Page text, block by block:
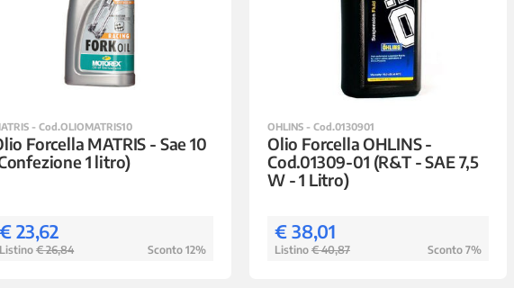
- Cod.OLIOMATRIS10
Forcella MATRIS - Sae 10
1 litro)
23,62
€ 26,84 Sconto 12%
OHLINS - Cod.0130901
Olio Forcella OHLINS -
Cod.01309-01 (R&T - SAE 7,5
W - 1 Litro)
€ 38,01
Listino € 40,87 Sconto 7%